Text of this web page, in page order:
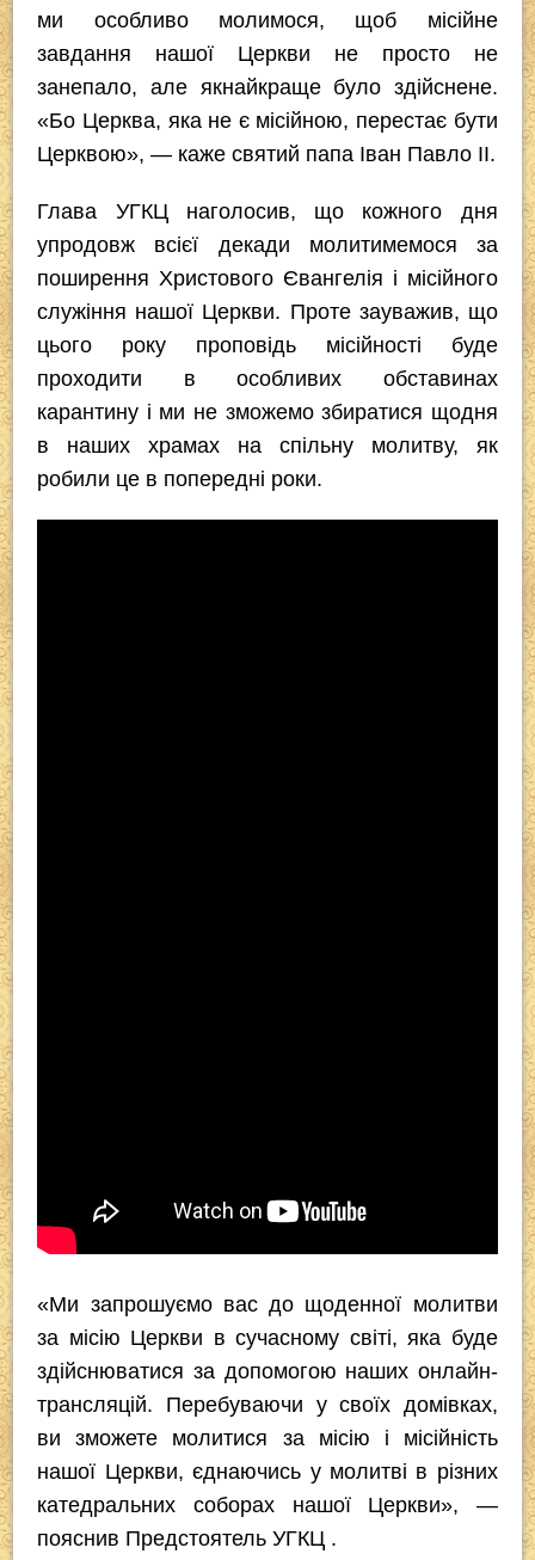
ми особливо молимося, щоб місійне
завдання нашої Церкви не просто не
занепало, але якнайкраще було здійснене.
«Бо Церква, яка не є місійною, перестає бути
Церквою», — каже святий папа Іван Павло ІІ.
Глава УГКЦ наголосив, що кожного дня
упродовж всієї декади молитимемося за
поширення Христового Євангелія і місійного
служіння нашої Церкви. Проте зауважив, що
цього року проповідь місійності буде
проходити в особливих обставинах
карантину і ми не зможемо збиратися щодня
в наших храмах на спільну молитву, як
робили це в попередні роки.
«Ми запрошуємо вас до щоденної молитви
за місію Церкви в сучасному світі, яка буде
здійснюватися за допомогою наших онлайн-
трансляцій. Перебуваючи у своїх домівках,
ви зможете молитися за місію і місійність
нашої Церкви, єднаючись у молитві в різних
катедральних соборах нашої Церкви», —
пояснив Предстоятель УГКЦ .